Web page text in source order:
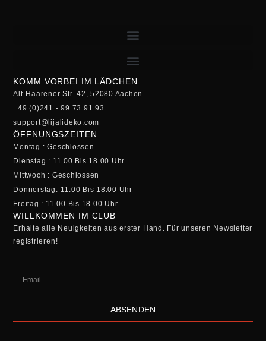
KOMM VORBEI IM LÄDCHEN
Alt-Haarener Str. 42, 52080 Aachen
+49 (0)241 - 99 73 91 93
support@lijalideko.com
ÖFFNUNGSZEITEN
Montag : Geschlossen
Dienstag : 11.00 Bis 18.00 Uhr
Mittwoch : Geschlossen
Donnerstag: 11.00 Bis 18.00 Uhr
Freitag : 11.00 Bis 18.00 Uhr
WILLKOMMEN IM CLUB
Erhalte alle Neuigkeiten aus erster Hand. Für unseren Newsletter
registrieren!
ABSENDEN